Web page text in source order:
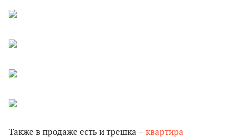
Также в продаже есть и трешка − квартира